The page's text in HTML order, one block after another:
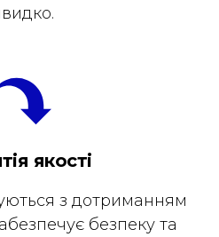
якості
з дотриманням
безпеку та